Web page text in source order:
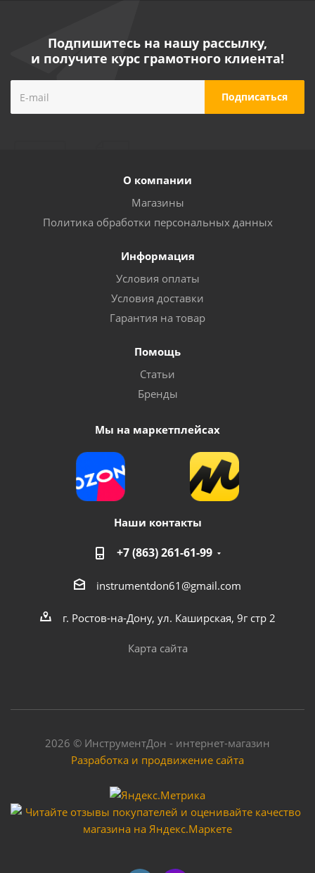
Подпишитесь на нашу рассылку,
и получите курс грамотного клиента!
О компании
Магазины
Политика обработки персональных данных
Информация
Условия оплаты
Условия доставки
Гарантия на товар
Помощь
Статьи
Бренды
Мы на маркетплейсах
Наши контакты
+7 (863) 261-61-99
instrumentdon61@gmail.com
г. Ростов-на-Дону, ул. Каширская, 9г стр 2
Карта сайта
2026 © ИнструментДон - интернет-магазин
Разработка и продвижение сайта